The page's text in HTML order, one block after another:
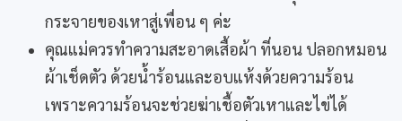
กระจายของเหาสู่เพื่อน ๆ ค่ะ
คุณแม่ควรทำความสะอาดเสื้อผ้า ที่นอน ปลอกหมอน
ผ้าเช็ดตัว ด้วยน้ำร้อนและอบแห้งด้วยความร้อน
เพราะความร้อนจะช่วยฆ่าเชื้อตัวเหาและไข่ได้